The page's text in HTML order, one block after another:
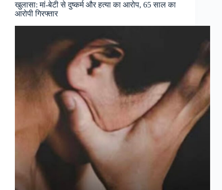
खुलासा: मां-बेटी से दुष्कर्म और हत्या का आरोप, 65 साल का
आरोपी गिरफ्तार